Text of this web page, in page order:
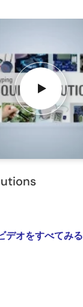
デオをすべてみる